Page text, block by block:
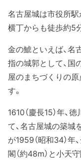
名古屋城は市役所
横丁からも徒歩約5
金の鯱といえば、名
指の城郭として、国
屋のまちづくりの原
す。
1610（慶長15）年、
て、名古屋城の築城
が1959（昭和34）
閣（約48m）と小天